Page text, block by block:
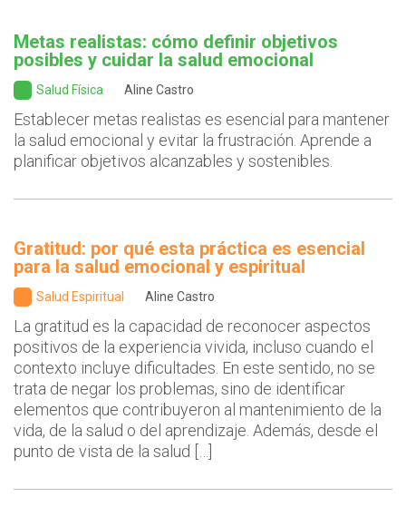
Metas realistas: cómo definir objetivos
posibles y cuidar la salud emocional
Salud Física Aline Castro
Establecer metas realistas es esencial para mantener
la salud emocional y evitar la frustración. Aprende a
planificar objetivos alcanzables y sostenibles.
Gratitud: por qué esta práctica es esencial
para la salud emocional y espiritual
Salud Espiritual Aline Castro
La gratitud es la capacidad de reconocer aspectos
positivos de la experiencia vivida, incluso cuando el
contexto incluye dificultades. En este sentido, no se
trata de negar los problemas, sino de identificar
elementos que contribuyeron al mantenimiento de la
vida, de la salud o del aprendizaje. Además, desde el
punto de vista de la salud […]